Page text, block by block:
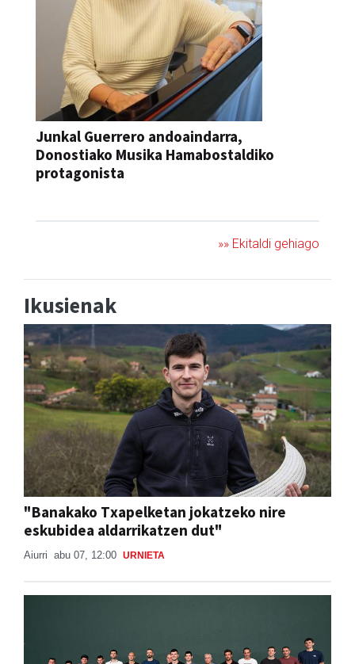
Junkal Guerrero andoaindarra,
Donostiako Musika Hamabostaldiko
protagonista
»» Ekitaldi gehiago
Ikusienak
"Banakako Txapelketan jokatzeko nire
eskubidea aldarrikatzen dut"
Aiurri abu 07, 12:00 URNIETA